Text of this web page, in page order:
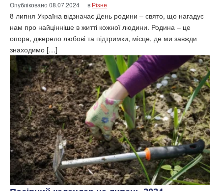
Опубліковано08.07.2024 в Різне
8 липня Україна відзначає День родини – свято, що нагадує
нам про найцінніше в житті кожної людини. Родина – це
опора, джерело любові та підтримки, місце, де ми завжди
знаходимо […]